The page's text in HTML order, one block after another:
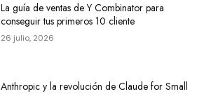
La guía de ventas de Y Combinator para
conseguir tus primeros 10 cliente
26 julio, 2026
Anthropic y la revolución de Claude for Small